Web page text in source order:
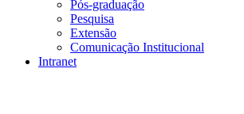
Pós-graduação
Pesquisa
Extensão
Comunicação Institucional
Intranet